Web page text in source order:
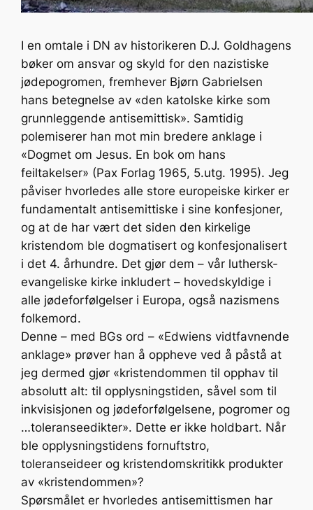
I en omtale i DN av historikeren D.J. Goldhagens
bøker om ansvar og skyld for den nazistiske
jødepogromen, fremhever Bjørn Gabrielsen
hans betegnelse av «den katolske kirke som
grunnleggende antisemittisk». Samtidig
polemiserer han mot min bredere anklage i
«Dogmet om Jesus. En bok om hans
feiltakelser» (Pax Forlag 1965, 5.utg. 1995). Jeg
påviser hvorledes alle store europeiske kirker er
fundamentalt antisemittiske i sine konfesjoner,
og at de har vært det siden den kirkelige
kristendom ble dogmatisert og konfesjonalisert
i det 4. århundre. Det gjør dem – vår luthersk-
evangeliske kirke inkludert – hovedskyldige i
alle jødeforfølgelser i Europa, også nazismens
folkemord.
Denne – med BGs ord – «Edwiens vidtfavnende
anklage» prøver han å oppheve ved å påstå at
jeg dermed gjør «kristendommen til opphav til
absolutt alt: til opplysningstiden, såvel som til
inkvisisjonen og jødeforfølgelsene, pogromer og
…toleranse­edikter». Dette er ikke holdbart. Når
ble opplysningstidens fornuftstro,
toleranseideer og kristendomskritikk produkter
av «kristendommen»?
Spørsmålet er hvorledes antisemittismen har